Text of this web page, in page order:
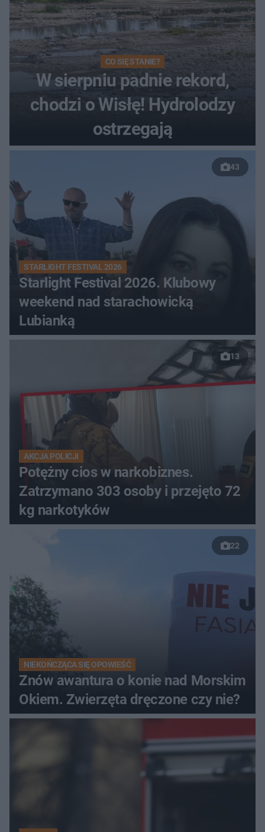
CO SIĘ STANIE?
W sierpniu padnie rekord,
chodzi o Wisłę! Hydrolodzy
ostrzegają
43
STARLIGHT FESTIVAL 2026
Starlight Festival 2026. Klubowy
weekend nad starachowicką
Lubianką
13
AKCJA POLICJI
Potężny cios w narkobiznes.
Zatrzymano 303 osoby i przejęto 72
kg narkotyków
22
NIEKOŃCZĄCA SIĘ OPOWIEŚĆ
Znów awantura o konie nad Morskim
Okiem. Zwierzęta dręczone czy nie?